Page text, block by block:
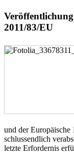
2011/83/EU
und der Europäische
schlussendlich
letzte Erfordernis